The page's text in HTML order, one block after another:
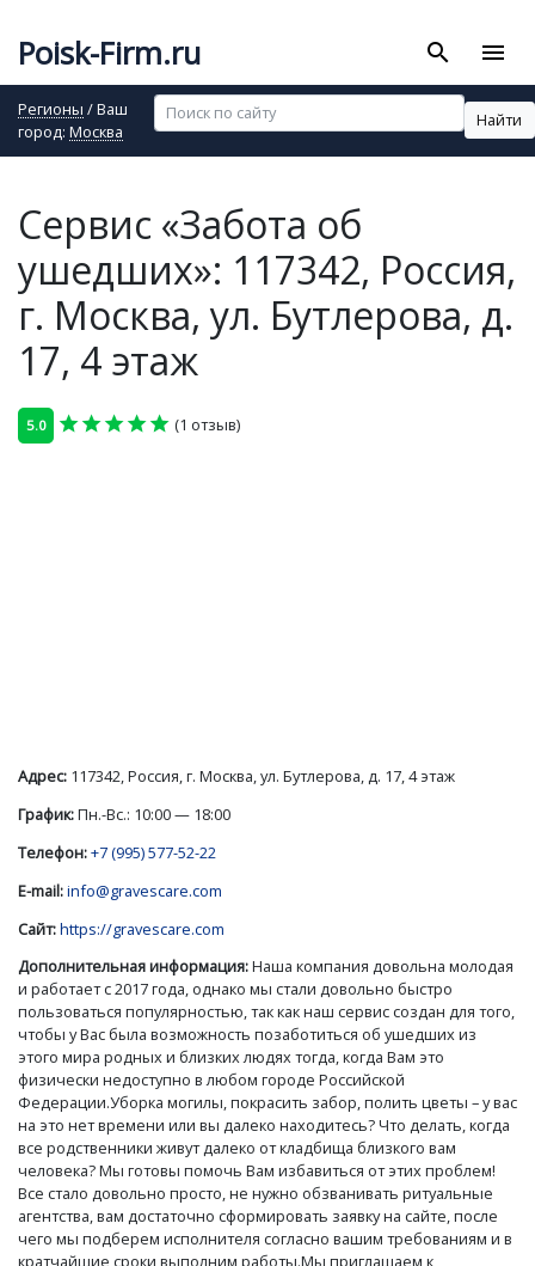
Poisk-Firm.ru search menu
Регионы / Ваш
город: Москва
Найти
Сервис «Забота об
ушедших»: 117342, Россия,
г. Москва, ул. Бутлерова, д.
17, 4 этаж
5.0 star
star
star
star
star (1 отзыв)
Адрес: 117342, Россия, г. Москва, ул. Бутлерова, д. 17, 4 этаж
График:Пн.-Вс.: 10:00 — 18:00
Телефон:+7 (995) 577-52-22
E-mail:info@gravescare.com
Сайт:https://gravescare.com
Дополнительная информация:Наша компания довольна молодая
и работает с 2017 года, однако мы стали довольно быстро
пользоваться популярностью, так как наш сервис создан для того,
чтобы у Вас была возможность позаботиться об ушедших из
этого мира родных и близких людях тогда, когда Вам это
физически недоступно в любом городе Российской
Федерации.Уборка могилы, покрасить забор, полить цветы – у вас
на это нет времени или вы далеко находитесь? Что делать, когда
все родственники живут далеко от кладбища близкого вам
человека? Мы готовы помочь Вам избавиться от этих проблем!
Все стало довольно просто, не нужно обзванивать ритуальные
агентства, вам достаточно сформировать заявку на сайте, после
чего мы подберем исполнителя согласно вашим требованиям и в
кратчайшие сроки выполним работы.Мы приглашаем к